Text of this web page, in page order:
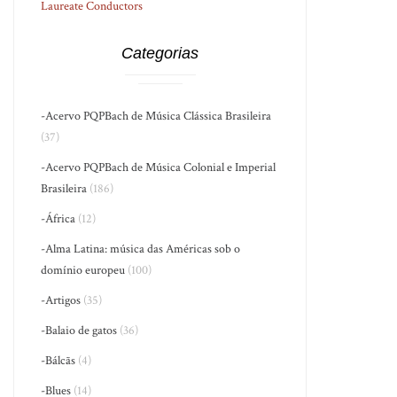
Laureate Conductors
Categorias
-Acervo PQPBach de Música Clássica Brasileira
(37)
-Acervo PQPBach de Música Colonial e Imperial
Brasileira (186)
-África (12)
-Alma Latina: música das Américas sob o
domínio europeu (100)
-Artigos (35)
-Balaio de gatos (36)
-Bálcãs (4)
-Blues (14)